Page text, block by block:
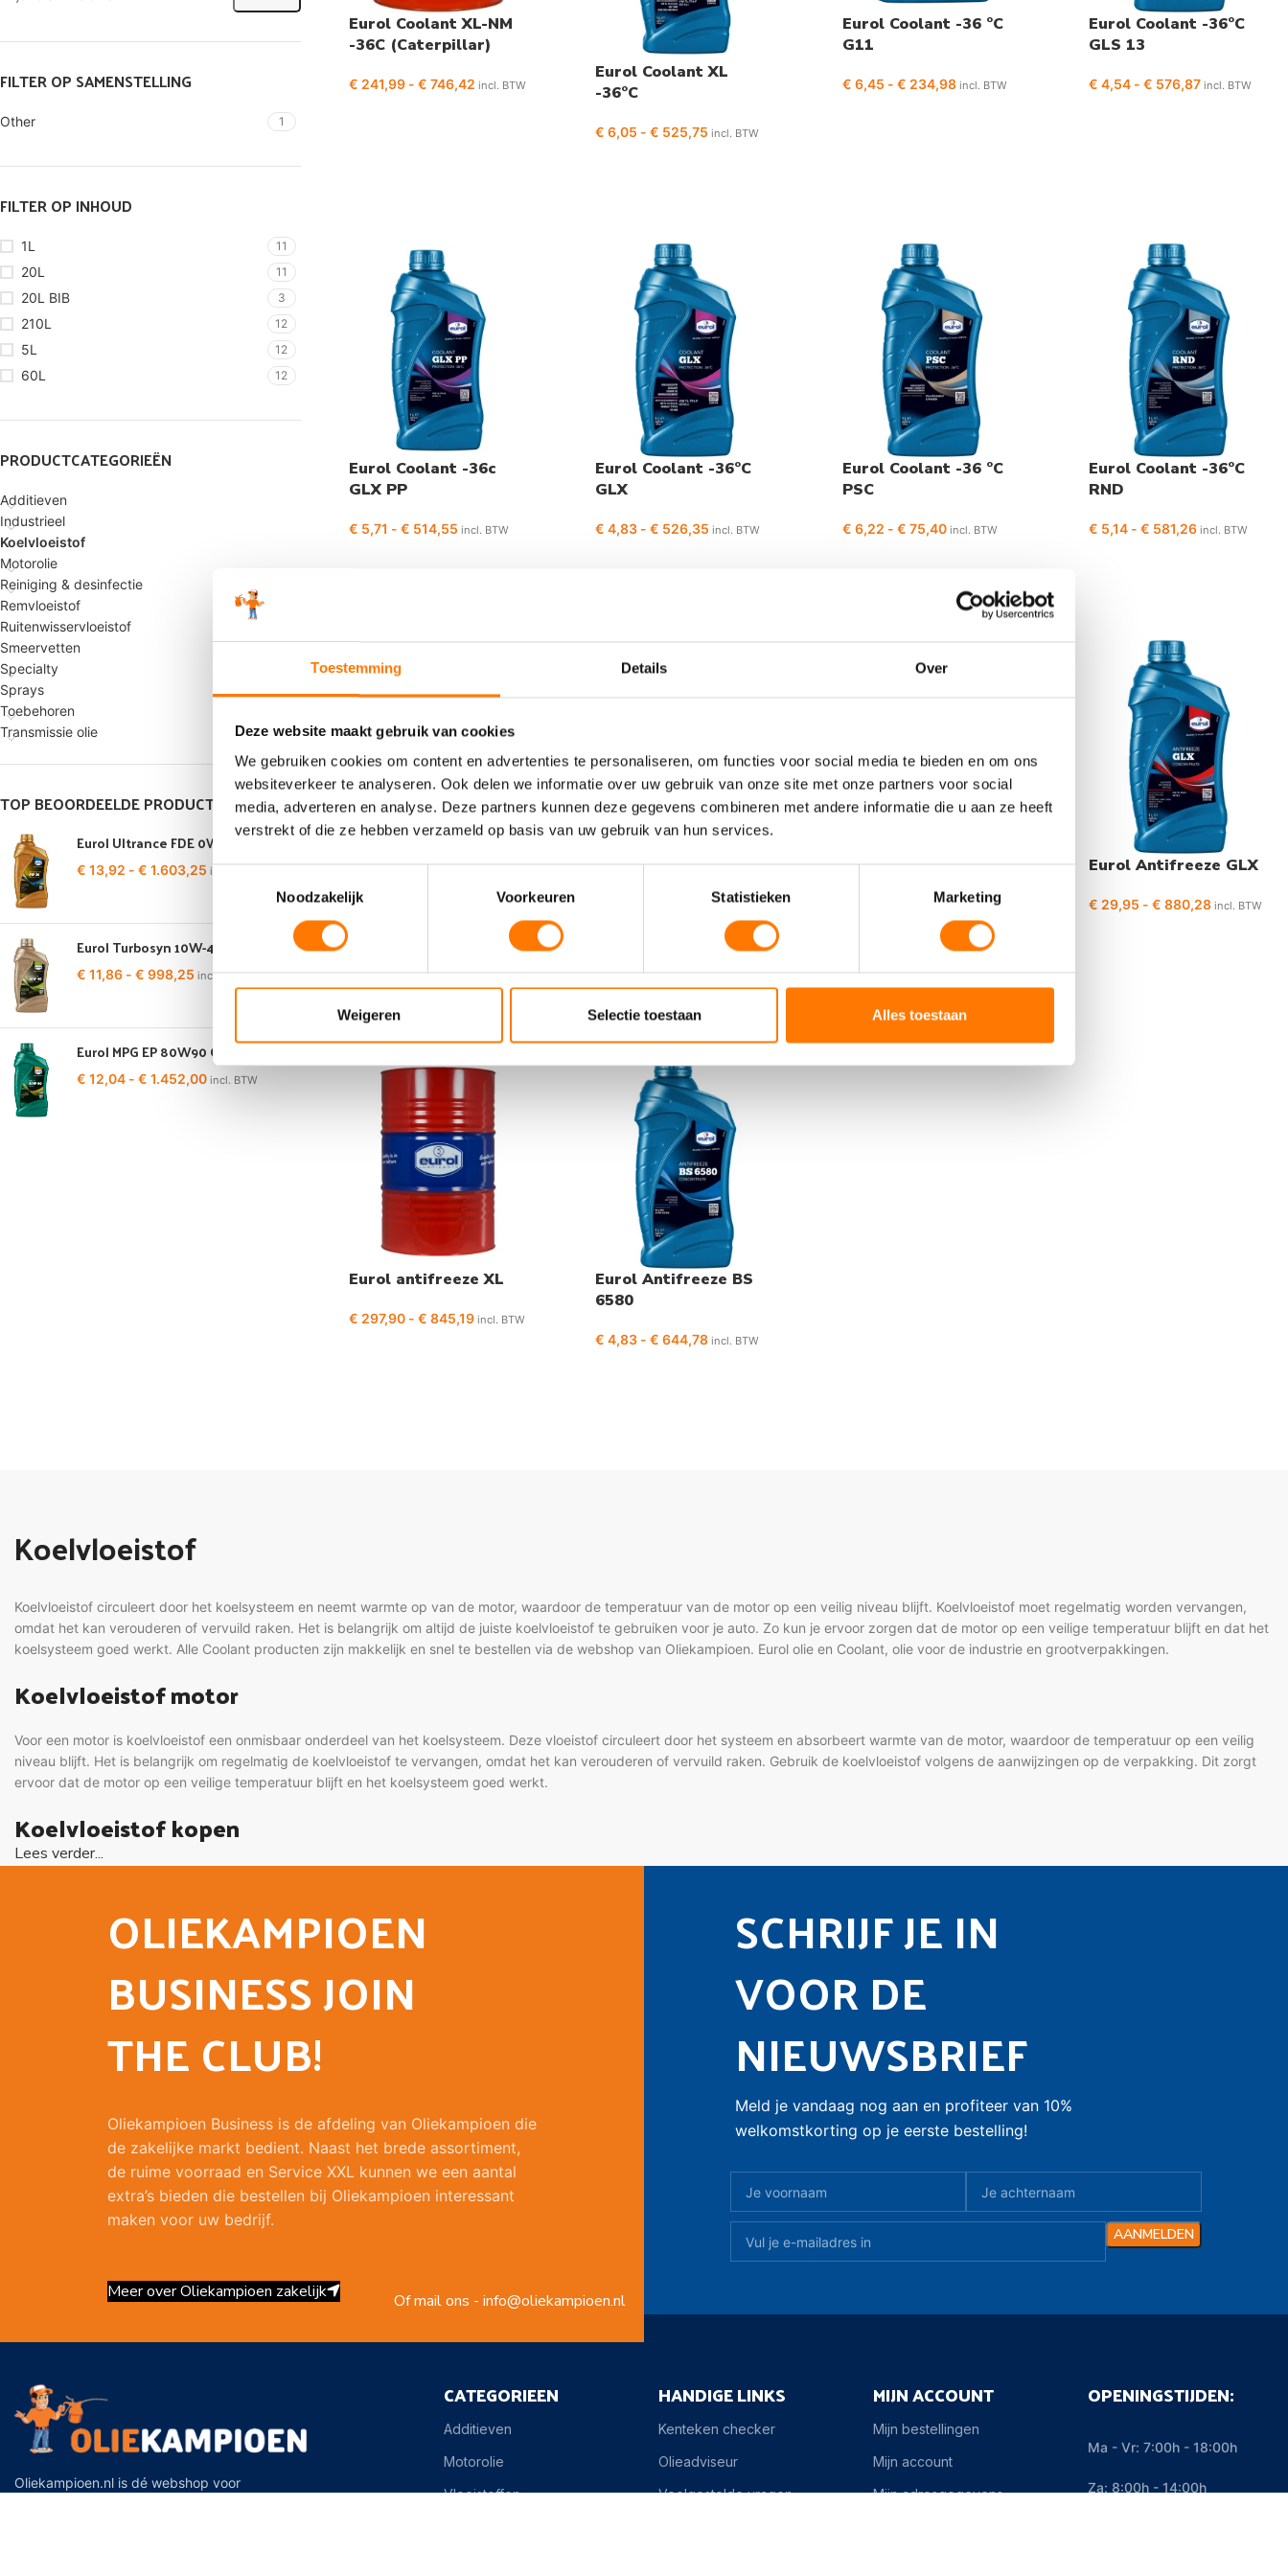
Toestemming Details Over
Deze website maakt gebruik van cookies
We gebruiken cookies om content en advertenties te personaliseren, om functies voor social media te bieden en om ons
websiteverkeer te analyseren. Ook delen we informatie over uw gebruik van onze site met onze partners voor social
media, adverteren en analyse. Deze partners kunnen deze gegevens combineren met andere informatie die u aan ze heeft
verstrekt of die ze hebben verzameld op basis van uw gebruik van hun services.
Noodzakelijk
Voorkeuren Statistieken Marketing
Weigeren Selectie toestaan Alles toestaan
FILTER OP SAMENSTELLING
Other 1
FILTER OP INHOUD
1L 11
20L 11
20L BIB 3
210L 12
5L 12
60L 12
PRODUCTCATEGORIEËN
Additieven
Industrieel
Koelvloeistof
Motorolie
Reiniging & desinfectie
Remvloeistof
Ruitenwisservloeistof
Smeervetten
Specialty
Sprays
Toebehoren
Transmissie olie
TOP BEOORDEELDE PRODUCTEN
Eurol Ultrance FDE 0W-30
€ 13,92 - € 1.603,25 incl. BTW
Eurol Turbosyn 10W-40
€ 11,86 - € 998,25 incl. BTW
Eurol MPG EP 80W90 GL4
€ 12,04 - € 1.452,00 incl. BTW
Eurol Coolant XL-NM
-36C (Caterpillar)
€ 241,99 - € 746,42 incl. BTW
Eurol Coolant XL
-36°C
€ 6,05 - € 525,75 incl. BTW
Eurol Coolant -36 °C
G11
€ 6,45 - € 234,98 incl. BTW
Eurol Coolant -36°C
GLS 13
€ 4,54 - € 576,87 incl. BTW
Eurol Coolant -36c
GLX PP
€ 5,71 - € 514,55 incl. BTW
Eurol Coolant -36°C
GLX
€ 4,83 - € 526,35 incl. BTW
Eurol Coolant -36 °C
PSC
€ 6,22 - € 75,40 incl. BTW
Eurol Coolant -36°C
RND
€ 5,14 - € 581,26 incl. BTW
Eurol Coolant -36 °C
BS6580
incl. BTW
Eurol Coolant -26°C
incl. BTW
Eurol Coolant -36 °C
935,94 incl.
Eurol Antifreeze GLX
€ 29,95 - € 880,28 incl. BTW
Eurol antifreeze XL
€ 297,90 - € 845,19 incl. BTW
Eurol Antifreeze BS
6580
€ 4,83 - € 644,78 incl. BTW
Koelvloeistof
Koelvloeistof circuleert door het koelsysteem en neemt warmte op van de motor, waardoor de temperatuur van de motor op een veilig niveau blijft. Koelvloeistof moet regelmatig worden vervangen,
omdat het kan verouderen of vervuild raken. Het is belangrijk om altijd de juiste koelvloeistof te gebruiken voor je auto. Zo kun je ervoor zorgen dat de motor op een veilige temperatuur blijft en dat het
koelsysteem goed werkt. Alle Coolant producten zijn makkelijk en snel te bestellen via de webshop van Oliekampioen. Eurol olie en Coolant, olie voor de industrie en grootverpakkingen.
Koelvloeistof motor
Voor een motor is koelvloeistof een onmisbaar onderdeel van het koelsysteem. Deze vloeistof circuleert door het systeem en absorbeert warmte van de motor, waardoor de temperatuur op een veilig
niveau blijft. Het is belangrijk om regelmatig de koelvloeistof te vervangen, omdat het kan verouderen of vervuild raken. Gebruik de koelvloeistof volgens de aanwijzingen op de verpakking. Dit zorgt
ervoor dat de motor op een veilige temperatuur blijft en het koelsysteem goed werkt.
Koelvloeistof kopen
zoekt dat voldoet aan de modernste normen van Europese autofabrikanten, dan is
een verstandige keuze. Wat uw koelvloeistofbehoeften ook zijn, bij ons vindt u de
perfecte oplossing.
Lees verder...
OLIEKAMPIOEN
BUSINESS JOIN
THE CLUB!
Oliekampioen Business is de afdeling van Oliekampioen die
de zakelijke markt bedient. Naast het brede assortiment,
de ruime voorraad en Service XXL kunnen we een aantal
extra’s bieden die bestellen bij Oliekampioen interessant
maken voor uw bedrijf.
Meer over Oliekampioen zakelijk Of mail ons - info@oliekampioen.nl
SCHRIJF JE IN
VOOR DE
NIEUWSBRIEF
Meld je vandaag nog aan en profiteer van 10%
welkomstkorting op je eerste bestelling!
Oliekampioen.nl is dé webshop voor
CATEGORIEEN
Additieven
Motorolie
Vloeistoffen
HANDIGE LINKS
Kenteken checker
Olieadviseur
Veelgestelde vragen
MIJN ACCOUNT
Mijn bestellingen
Mijn account
Mijn adresgegevens
OPENINGSTIJDEN:
Ma - Vr: 7:00h - 18:00h
Za: 8:00h - 14:00h